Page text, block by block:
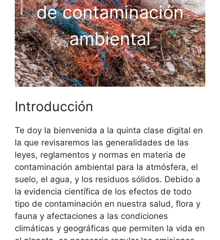
de contaminación
ambiental
Introducción
Te doy la bienvenida a la quinta clase digital en
la que revisaremos las generalidades de las
leyes, reglamentos y normas en materia de
contaminación ambiental para la atmósfera, el
suelo, el agua, y los residuos sólidos. Debido a
la evidencia científica de los efectos de todo
tipo de contaminación en nuestra salud, flora y
fauna y afectaciones a las condiciones
climáticas y geográficas que permiten la vida en